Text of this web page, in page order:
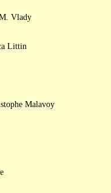
Vlady
Littin
Malavoy